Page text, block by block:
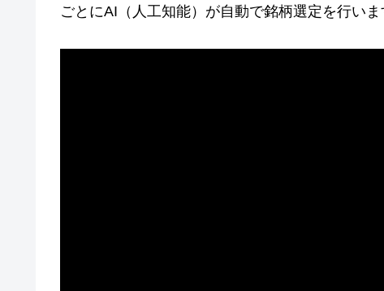
ごとにAI（人工知能）が自動で銘柄選定を行いま